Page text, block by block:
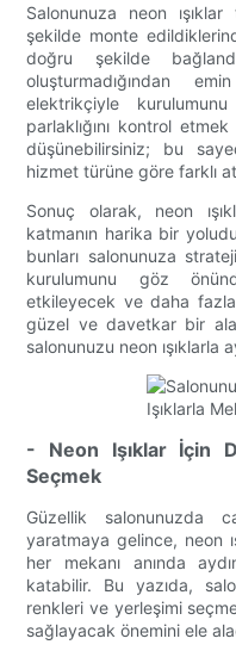
Salonunuza neon
şekilde monte
doğru şekilde
oluşturmadığından
elektrikçiyle kurulumunu
parlaklığını kontrol
düşünebilirsiniz; bu
hizmet türüne göre farklı
Sonuç olarak, neon
katmanın harika bir
bunları salonunuza
kurulumunu göz
etkileyecek ve daha
güzel ve davetkar bir
salonunuzu neon ışıklarla
- Neon Işıklar İçin
Seçmek
Güzellik salonunuzda
yaratmaya gelince, neon
her mekanı anında
katabilir. Bu yazıda,
renkleri ve yerleşimi
sağlayacak önemini ele